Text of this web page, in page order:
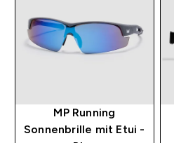
MP Running
Sonnenbrille mit Etui -